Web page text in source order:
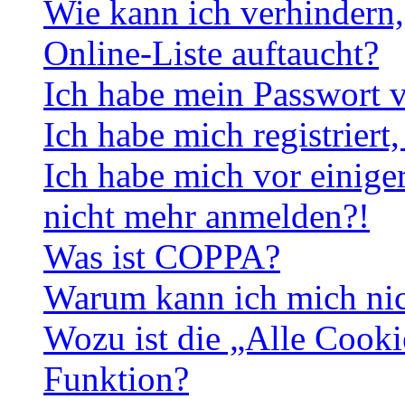
Wie kann ich
Online-Liste auftaucht?
Ich habe mein Passwort
Ich habe mich
Ich habe mich vor
nicht mehr anmelden?!
Was ist COPPA?
Warum kann ich mich
Wozu ist die „Alle
Funktion?